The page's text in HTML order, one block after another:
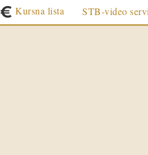
Kursna lista STB-video